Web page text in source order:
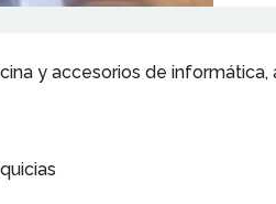
y accesorios de